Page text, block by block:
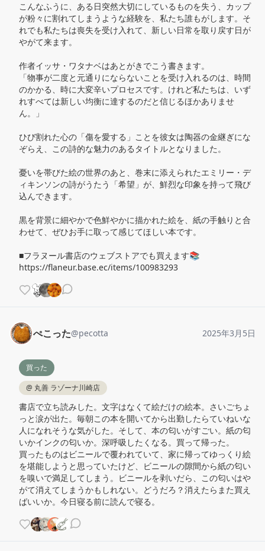
こんなふうに、ある日突然大切にしているものを失う、カップ
が粉々に割れてしまうような経験を、私たち誰もがします。そ
れでも私たちは喪失を受け入れて、新しい日常を取り戻す日が
やがて来ます。
作者イッサ・ワタナベはあとがきでこう書きます。
「物事が二度と元通りにならないことを受け入れるのは、時間
のかかる、時に大変辛いプロセスです。けれど私たちは、いず
れすべては新しい均衡に達するのだと信じるほかありませ
ん。」
ひび割れた心の「傷を愛する」ことを彼女は陶器の金継ぎにな
ぞらえ、この詩的な魅力のあるタイトルとなりました。
憂いを帯びた絵の世界のあと、巻末に添えられたエミリー・デ
ィキンソンの詩がうたう「希望」が、鮮烈な印象を持って飛び
込んできます。
黒を背景に細やかで色鮮やかに描かれた絵を、紙の手触りと合
わせて、ぜひお手に取って感じてほしい本です。
■フラヌール書店のウェブストアでも買えます📚
https://flaneur.base.ec/items/100983293
ぺこった@pecotta 2025年3月5日
買った
@ 丸善 ラゾーナ川崎店
書店で立ち読みした。文字はなくて絵だけの絵本。さいごちょ
っと涙が出た。毎朝この本を開いてから出勤したらていねいな
人になれそうな気がした。そして、本の匂いがすごい。紙の匂
いかインクの匂いか。深呼吸したくなる。買って帰った。
買ったものはビニールで覆われていて、家に帰ってゆっくり絵
を堪能しようと思っていたけど、ビニールの隙間から紙の匂い
を嗅いで満足してしまう。ビニールを剥いだら、この匂いはや
がて消えてしまうかもしれない。どうだろ？消えたらまた買え
ばいいか。今日寝る前に読んで寝る。